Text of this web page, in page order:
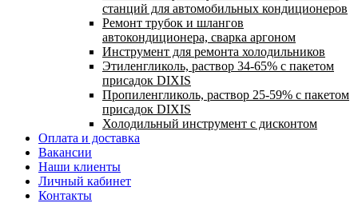
станций для автомобильных кондиционеров
Ремонт трубок и шлангов
автокондиционера, сварка аргоном
Инструмент для ремонта холодильников
Этиленгликоль, раствор 34-65% с пакетом
присадок DIXIS
Пропиленгликоль, раствор 25-59% с пакетом
присадок DIXIS
Холодильный инструмент с дисконтом
Оплата и доставка
Вакансии
Наши клиенты
Личный кабинет
Контакты